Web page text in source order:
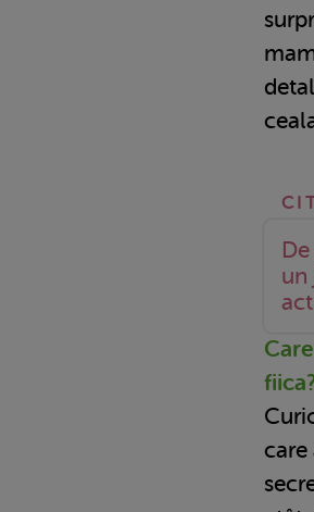
un
care